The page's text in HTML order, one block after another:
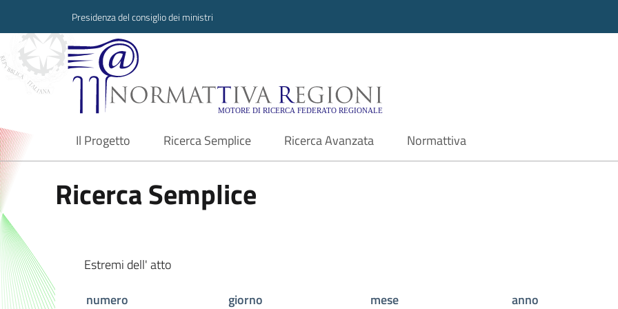
Presidenza del consiglio dei ministri
Normattiva Regioni - Motore di ricerca
Il Progetto
current Ricerca Semplice Ricerca Avanzata Normattiva
Ricerca Semplice
Estremi dell' atto
numero
giorno mese
anno